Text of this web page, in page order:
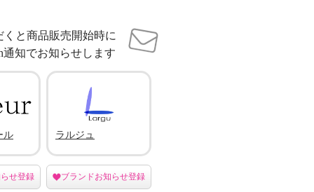
くと商品販売開始時に
通知でお知らせします
ル
せ登録
ラルジュ
ブランドお知らせ登録